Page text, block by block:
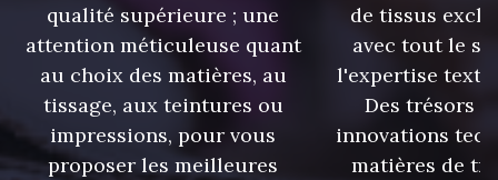
qualité supérieure ; une
attention méticuleuse quant
au choix des matières, au
tissage, aux teintures ou
impressions, pour vous
proposer les meilleures
de tissus
avec tout le
l'expertise
Des trésors
innovations
matières de